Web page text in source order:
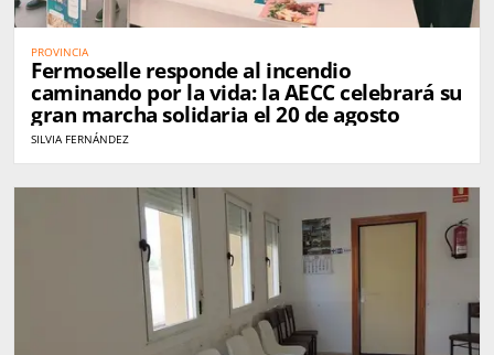
PROVINCIA
Fermoselle responde al incendio
caminando por la vida: la AECC celebrará su
gran marcha solidaria el 20 de agosto
SILVIA FERNÁNDEZ